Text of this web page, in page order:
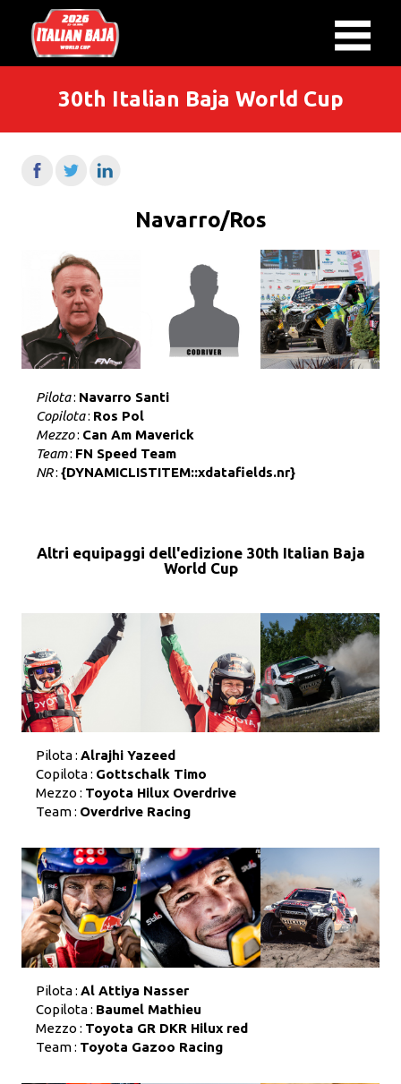
30th Italian Baja World Cup
Navarro/Ros
Pilota: Navarro Santi
Copilota: Ros Pol
Mezzo: Can Am Maverick
Team: FN Speed Team
NR: {DYNAMICLISTITEM::xdatafields.nr}
Altri equipaggi dell'edizione 30th Italian Baja
World Cup
Pilota : Alrajhi Yazeed
Copilota : Gottschalk Timo
Mezzo : Toyota Hilux Overdrive
Team : Overdrive Racing
Pilota : Al Attiya Nasser
Copilota : Baumel Mathieu
Mezzo : Toyota GR DKR Hilux red
Team : Toyota Gazoo Racing